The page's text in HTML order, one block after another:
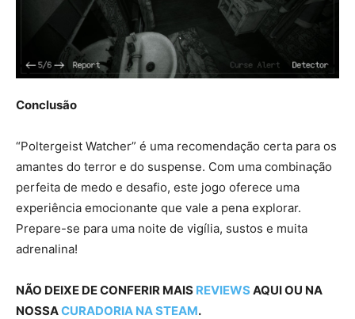
Conclusão
“Poltergeist Watcher” é uma recomendação certa para os
amantes do terror e do suspense. Com uma combinação
perfeita de medo e desafio, este jogo oferece uma
experiência emocionante que vale a pena explorar.
Prepare-se para uma noite de vigília, sustos e muita
adrenalina!
NÃO DEIXE DE CONFERIR MAIS REVIEWS AQUI OU NA
NOSSACURADORIA NA STEAM.